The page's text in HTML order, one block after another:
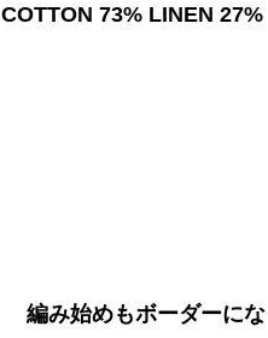
COTTON 73% LINEN 27%
編み始めもボーダーに